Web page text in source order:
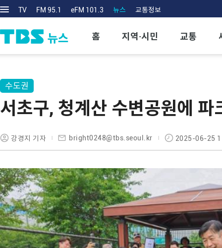
TV FM 95.1 eFM 101.3 뉴스 교통정보
홈 지역·시민 교통
수도권
서초구, 청계산 수변공원에 파
강경지 기자 bright0248@tbs.seoul.kr 2025-06-25